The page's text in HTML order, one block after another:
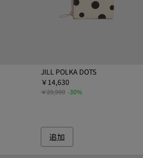
- デルマー リュック
011 - デルマー リュック
JILL POLKA DOTS
￥14,630
￥20,900 -30%
追加